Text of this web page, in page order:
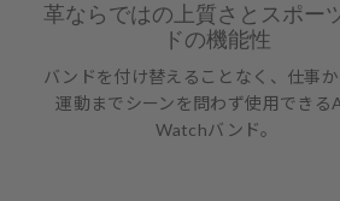
革ならではの上質さとスポー
ドの機能性
バンドを付け替えることなく、仕事
運動までシーンを問わず使用できる
Watchバンド。